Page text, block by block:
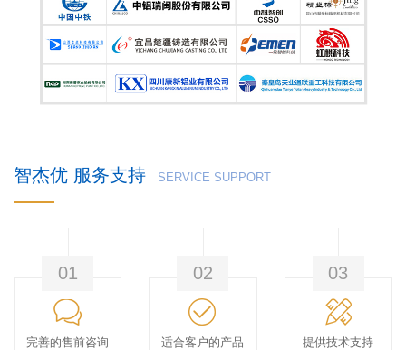
智杰优 服务支持 SERVICE SUPPORT
01
完善的售前咨询
02
适合客户的产品
03
提供技术支持